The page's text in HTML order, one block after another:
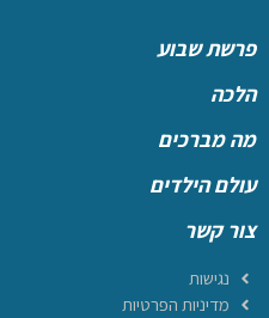
פרשת שבוע
הלכה
מה מברכים
עולם הילדים
צור קשר
נגישות
מדיניות הפרטיות